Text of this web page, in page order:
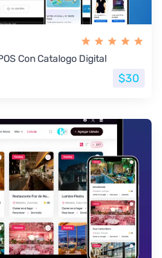
Con Catalogo Digital
$30